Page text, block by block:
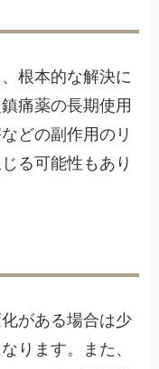
根本的な解決に
痛薬の長期使用
どの副作用のリ
る可能性もあり
がある場合は少
ります。また、